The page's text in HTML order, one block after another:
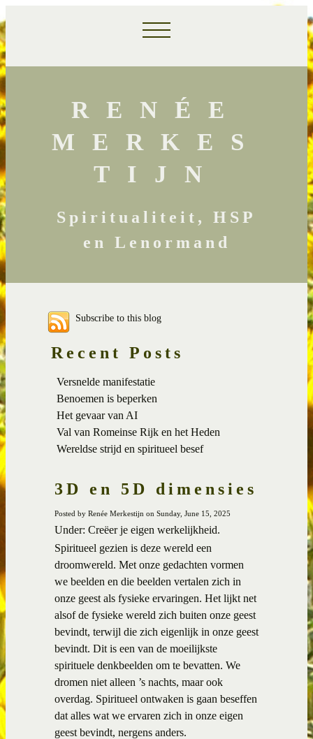
RENÉE
MERKES
TIJN
Spiritualiteit, HSP
en Lenormand
Subscribe to this blog
Recent Posts
Versnelde manifestatie
Benoemen is beperken
Het gevaar van AI
Val van Romeinse Rijk en het Heden
Wereldse strijd en spiritueel besef
3D en 5D dimensies
Posted by Renée Merkestijn on Sunday, June 15, 2025
Under: Creëer je eigen werkelijkheid.
Spiritueel gezien is deze wereld een
droomwereld. Met onze gedachten vormen
we beelden en die beelden vertalen zich in
onze geest als fysieke ervaringen. Het lijkt net
alsof de fysieke wereld zich buiten onze geest
bevindt, terwijl die zich eigenlijk in onze geest
bevindt. Dit is een van de moeilijkste
spirituele denkbeelden om te bevatten. We
dromen niet alleen ’s nachts, maar ook
overdag. Spiritueel ontwaken is gaan beseffen
dat alles wat we ervaren zich in onze eigen
geest bevindt, nergens anders.